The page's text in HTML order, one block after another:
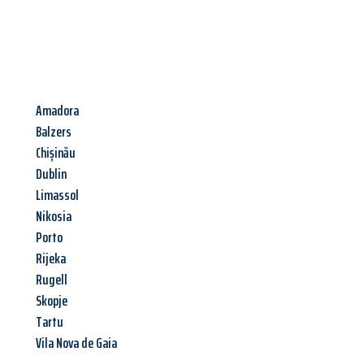
Amadora
Balzers
Chișinău
Dublin
Limassol
Nikosia
Porto
Rijeka
Rugell
Skopje
Tartu
Vila Nova de Gaia